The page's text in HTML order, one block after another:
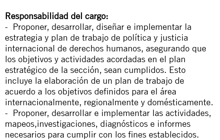
Responsabilidad del cargo:
- Proponer, desarrollar, diseñar e implementar la
estrategia y plan de trabajo de política y justicia
internacional de derechos humanos, asegurando que
los objetivos y actividades acordadas en el plan
estratégico de la sección, sean cumplidos. Esto
incluye la elaboración de un plan de trabajo de
acuerdo a los objetivos definidos para el área
internacionalmente, regionalmente y domésticamente.
- Proponer, desarrollar e implementar las actividades,
mapeos,investigaciones, diagnósticos e informes
necesarios para cumplir con los fines establecidos.